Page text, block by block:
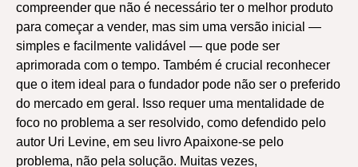
compreender que não é necessário ter o melhor produto
para começar a vender, mas sim uma versão inicial —
simples e facilmente validável — que pode ser
aprimorada com o tempo. Também é crucial reconhecer
que o item ideal para o fundador pode não ser o preferido
do mercado em geral. Isso requer uma mentalidade de
foco no problema a ser resolvido, como defendido pelo
autor Uri Levine, em seu livro Apaixone-se pelo
problema, não pela solução. Muitas vezes,